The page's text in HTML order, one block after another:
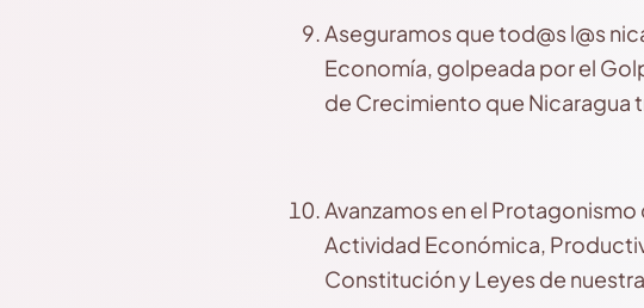
Aseguramos que tod@s l@s
Economía, golpeada por el
de Crecimiento que Nicaragua
Avanzamos en el
Actividad Económica,
Constitución y Leyes de